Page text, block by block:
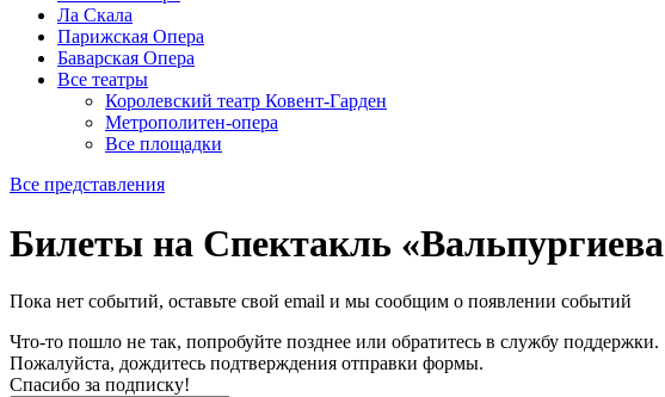
Ла Скала
Парижская Опера
Баварская Опера
Все театры
Королевский театр Ковент-Гарден
Метрополитен-опера
Все площадки
Все представления
Билеты на Спектакль
Пока нет событий, оставьте свой email и мы сообщим о появлении событий
Что-то пошло не так, попробуйте позднее или обратитесь в службу поддержки.
Пожалуйста, дождитесь подтверждения отправки формы.
Спасибо за подписку!